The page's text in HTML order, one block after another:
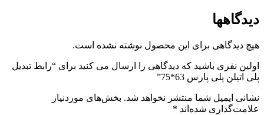
دیدگاهها
هیچ دیدگاهی برای این محصول نوشته نشده است.
اولین نفری باشید که دیدگاهی را ارسال می کنید برای “رابط تبدیل
پلی اتیلن پلی پارس 63*75”
نشانی ایمیل شما منتشر نخواهد شد. بخش‌های موردنیاز
علامت‌گذاری شده‌اند *